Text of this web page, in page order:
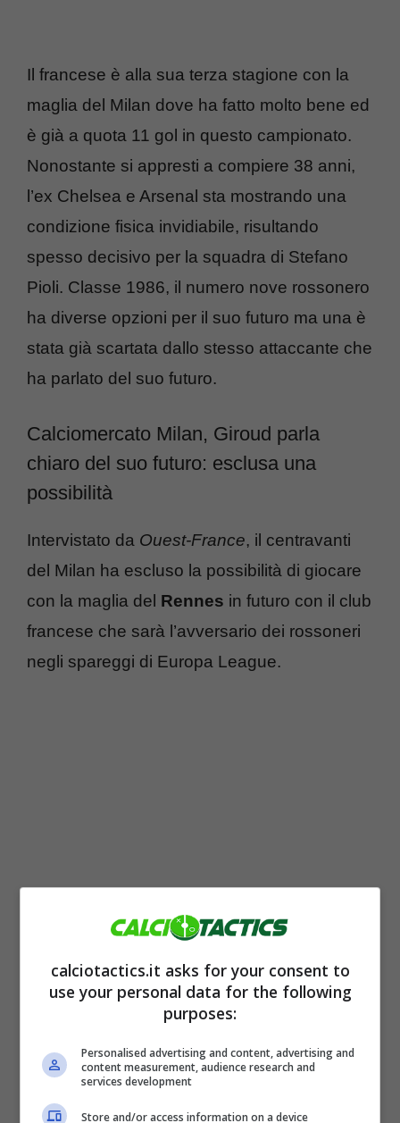
Il francese è alla sua terza stagione con la
maglia del Milan dove ha fatto molto bene ed
è già a quota 11 gol in questo campionato.
Nonostante si appresti a compiere 38 anni,
l’ex Chelsea e Arsenal sta mostrando una
condizione fisica invidiabile, risultando
spesso decisivo per la squadra di Stefano
Pioli. Classe 1986, il numero nove rossonero
ha diverse opzioni per il suo futuro ma una è
stata già scartata dallo stesso attaccante che
ha parlato del suo futuro.
Calciomercato Milan, Giroud parla
chiaro del suo futuro: esclusa una
possibilità
Intervistato da Ouest-France, il centravanti
del Milan ha escluso la possibilità di giocare
con la maglia del Rennes in futuro con il club
francese che sarà l’avversario dei rossoneri
negli spareggi di Europa League.
possibile passaggio al Rennes: “In passato
c’è stato un interesse da parte del Rennes.
Io amo la Bretagna ma al momento non è
nei miei piani tornarci“. L’attaccante, in
scadenza di contratto, ha diverse proposte
calciotactics.it asks for your consent to
use your personal data for the following
purposes:
Personalised advertising and content, advertising and
content measurement, audience research and
services development
Store and/or access information on a device